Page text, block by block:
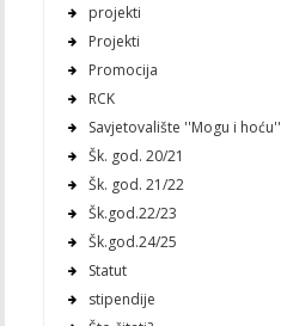
projekti
Projekti
Promocija
RCK
Savjetovalište ''Mogu i hoću''
Šk. god. 20/21
Šk. god. 21/22
Šk.god.22/23
Šk.god.24/25
Statut
stipendije